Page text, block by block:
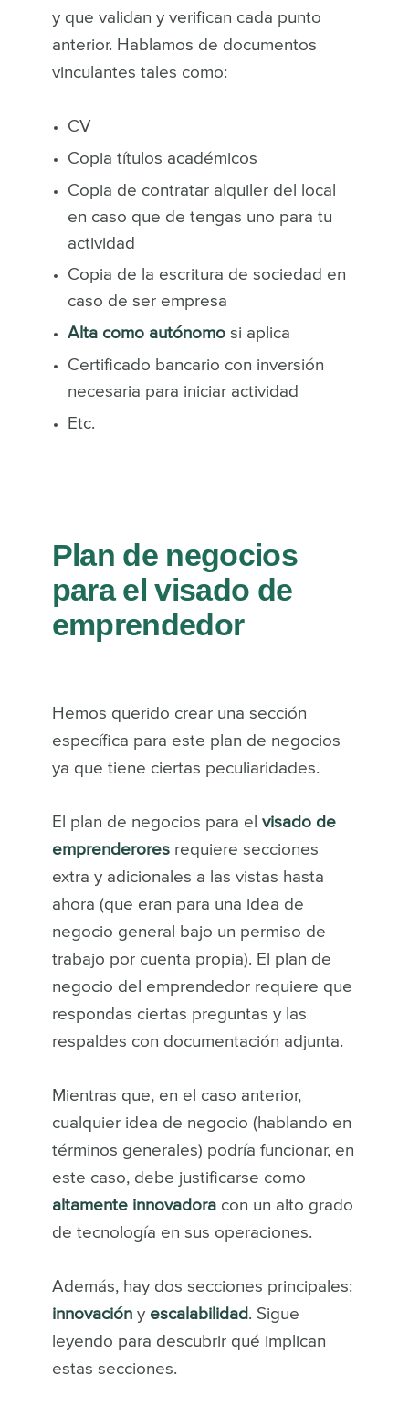
y que validan y verifican cada punto
anterior. Hablamos de documentos
vinculantes tales como:
CV
Copia títulos académicos
Copia de contratar alquiler del local
en caso que de tengas uno para tu
actividad
Copia de la escritura de sociedad en
caso de ser empresa
Alta como autónomosi aplica
Certificado bancario con inversión
necesaria para iniciar actividad
Etc.
Plan de negocios
para el visado de
emprendedor
Hemos querido crear una sección
específica para este plan de negocios
ya que tiene ciertas peculiaridades.
El plan de negocios para el visado de
emprenderoresrequiere secciones
extra y adicionales a las vistas hasta
ahora (que eran para una idea de
negocio general bajo un permiso de
trabajo por cuenta propia). El plan de
negocio del emprendedor requiere que
respondas ciertas preguntas y las
respaldes con documentación adjunta.
Mientras que, en el caso anterior,
cualquier idea de negocio (hablando en
términos generales) podría funcionar, en
este caso, debe justificarse como
altamente innovadoracon un alto grado
de tecnología en sus operaciones.
Además, hay dos secciones principales:
innovacióny escalabilidad. Sigue
leyendo para descubrir qué implican
estas secciones.